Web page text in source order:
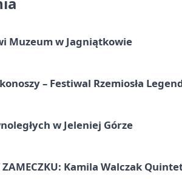
Muzeum w Jagniątkowie
– Festiwal Rzemiosła
w Jeleniej Górze
ZAMECZKU: Kamila Walczak